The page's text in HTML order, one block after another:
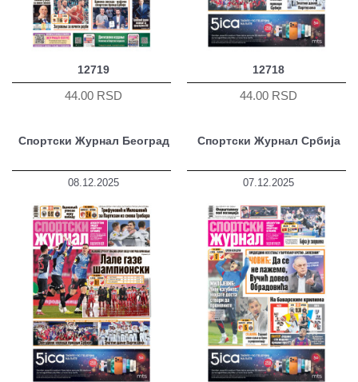
12719
44.00 RSD
12718
44.00 RSD
Спортски Журнал Београд
08.12.2025
Спортски Журнал Србија
07.12.2025